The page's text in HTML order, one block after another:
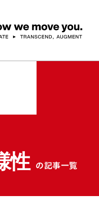
ン トップ
性 の記事一覧